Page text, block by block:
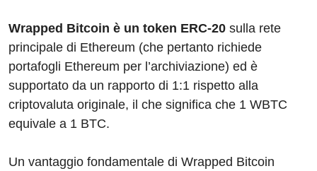
Wrapped Bitcoin è un token ERC-20 sulla rete
principale di Ethereum (che pertanto richiede
portafogli Ethereum per l’archiviazione) ed è
supportato da un rapporto di 1:1 rispetto alla
criptovaluta originale, il che significa che 1 WBTC
equivale a 1 BTC.
Un vantaggio fondamentale di Wrapped Bitcoin